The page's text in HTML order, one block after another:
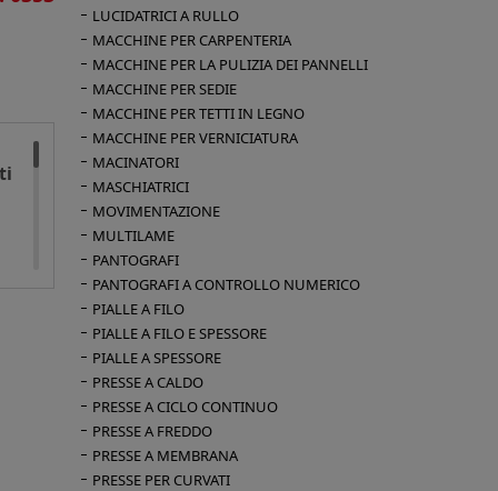
LUCIDATRICI A RULLO
MACCHINE PER CARPENTERIA
MACCHINE PER LA PULIZIA DEI PANNELLI
MACCHINE PER SEDIE
MACCHINE PER TETTI IN LEGNO
MACCHINE PER VERNICIATURA
MACINATORI
MASCHIATRICI
MOVIMENTAZIONE
MULTILAME
PANTOGRAFI
PANTOGRAFI A CONTROLLO NUMERICO
PIALLE A FILO
PIALLE A FILO E SPESSORE
PIALLE A SPESSORE
PRESSE A CALDO
PRESSE A CICLO CONTINUO
PRESSE A FREDDO
PRESSE A MEMBRANA
PRESSE PER CURVATI